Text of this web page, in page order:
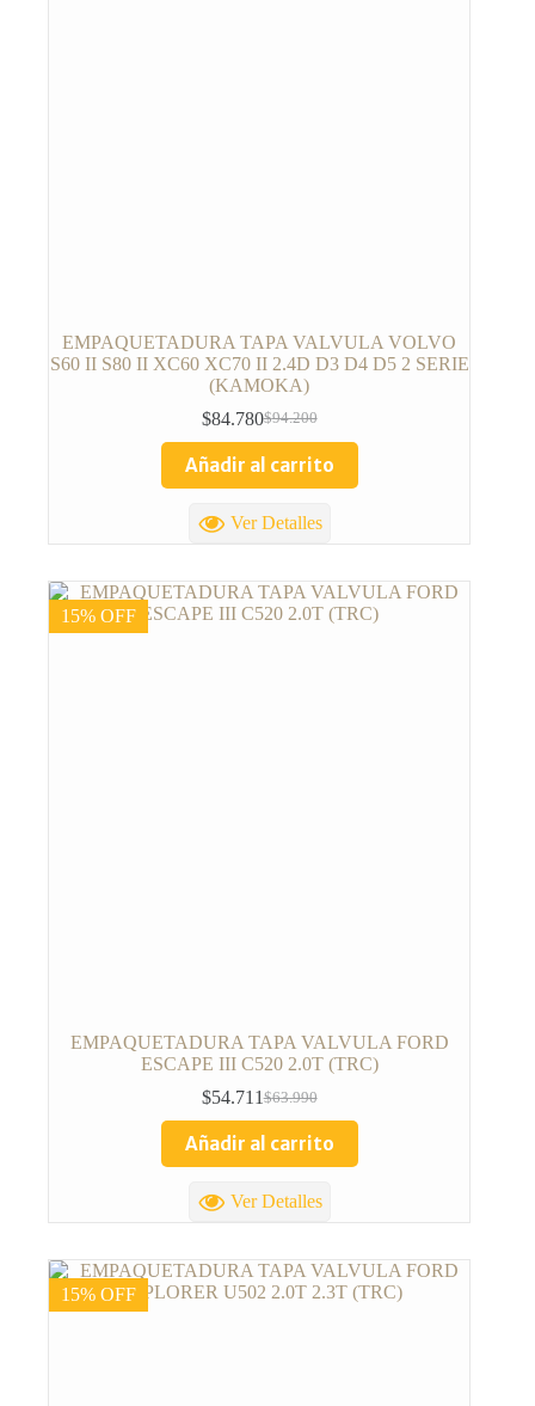
EMPAQUETADURA TAPA VALVULA VOLVO
S60 II S80 II XC60 XC70 II 2.4D D3 D4 D5 2 SERIE
(KAMOKA)
$94.200
$84.780
Añadir al carrito
Ver Detalles
15% OFF
EMPAQUETADURA TAPA VALVULA FORD
ESCAPE III C520 2.0T (TRC)
$63.990
$54.711
Añadir al carrito
Ver Detalles
15% OFF